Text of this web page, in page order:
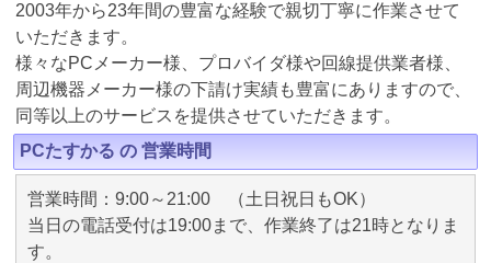
2003年から23年間の豊富な経験で親切丁寧に作業させて
いただきます。
様々なPCメーカー様、プロバイダ様や回線提供業者様、
周辺機器メーカー様の下請け実績も豊富にありますので、
同等以上のサービスを提供させていただきます。
PCたすかる の 営業時間
営業時間：9:00～21:00 （土日祝日もOK）
当日の電話受付は19:00まで、作業終了は21時となりま
す。